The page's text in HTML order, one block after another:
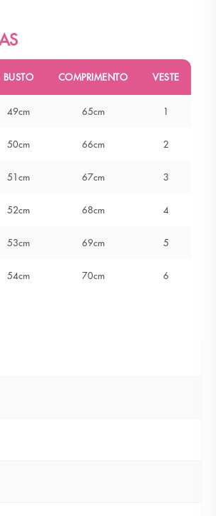
BUSTO COMPRIMENTO VESTE
49cm 65cm 1
50cm 66cm 2
51cm 67cm 3
52cm 68cm 4
53cm 69cm 5
54cm 70cm 6